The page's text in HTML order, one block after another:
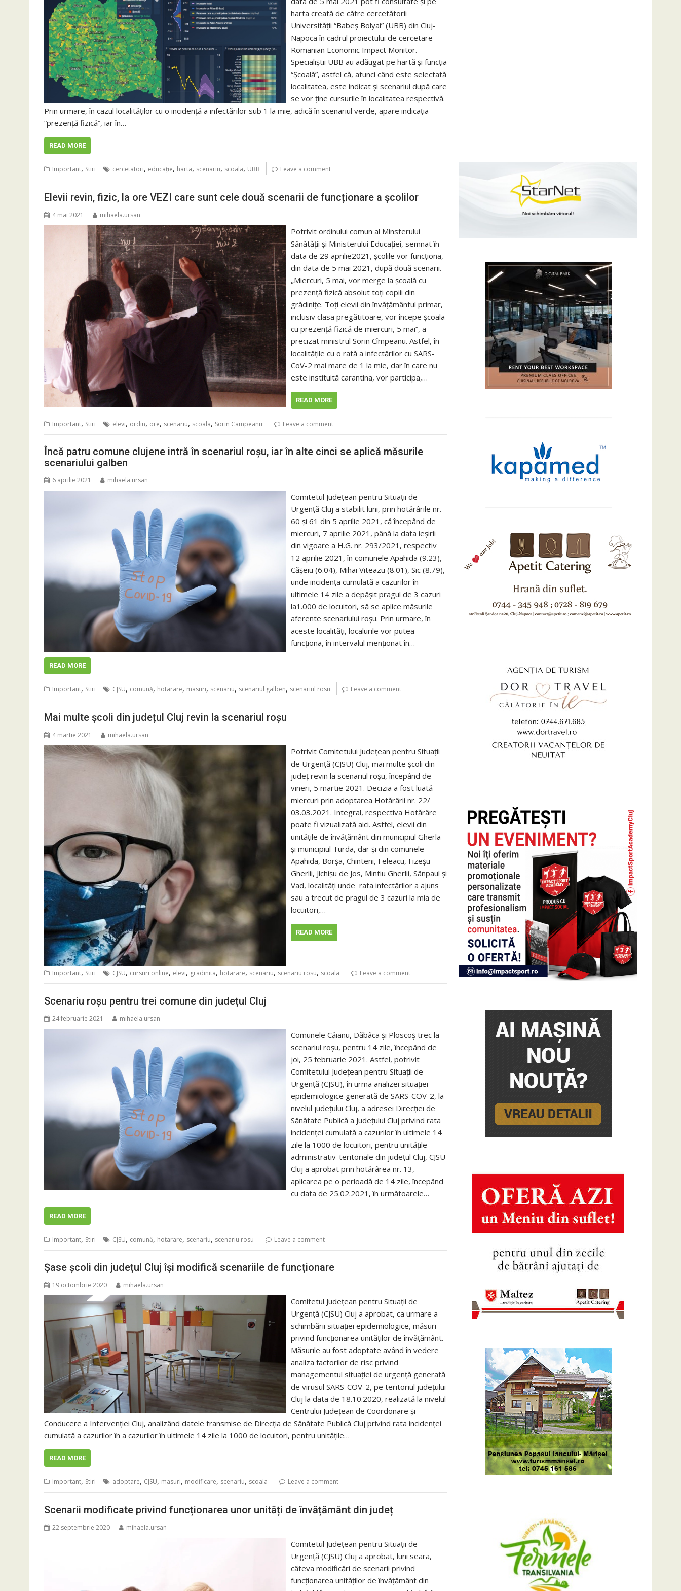
harta creată de către cercetătorii
Universității “Babeș Bolyai” (UBB) din Cluj-
Napoca în cadrul proiectului de cercetare
Romanian Economic Impact Monitor.
Specialiștii UBB au adăugat pe hartă și funcția
“Școală”, astfel că, atunci când este selectată
localitatea, este indicat și scenariul după care
se vor ține cursurile în localitatea respectivă.
Prin urmare, în cazul localităților cu o incidență a infectărilor sub 1 la mie, adică în scenariul verde, apare indicația
“prezență fizică”, iar în…
READ MORE
Important, Stiri cercetatori, educaţie, harta, scenariu, scoala, UBB Leave a comment
Elevii revin, fizic, la ore VEZI care sunt cele două scenarii de funcționare a școlilor
4 mai 2021 mihaela.ursan
Potrivit ordinului comun al Minsterului
Sănătății și Ministerului Educației, semnat în
data de 29 aprilie2021, școlile vor funcționa,
din data de 5 mai 2021, după două scenarii.
„Miercuri, 5 mai, vor merge la şcoală cu
prezenţă fizică absolut toţi copiii din
grădiniţe. Toţi elevii din învăţământul primar,
inclusiv clasa pregătitoare, vor începe şcoala
cu prezenţă fizică de miercuri, 5 mai”, a
precizat ministrul Sorin Cîmpeanu. Astfel, în
localitățile cu o rată a infectărilor cu SARS-
CoV-2 mai mare de 1 la mie, dar în care nu
este instituită carantina, vor participa,…
READ MORE
Important, Stiri elevi, ordin, ore, scenariu, scoala, Sorin Campeanu Leave a comment
Încă patru comune clujene intră în scenariul roșu, iar în alte cinci se aplică măsurile
scenariului galben
6 aprilie 2021 mihaela.ursan
Comitetul Județean pentru Situații de
Urgență Cluj a stabilit luni, prin hotărârile nr.
60 și 61 din 5 aprilie 2021, că începând de
miercuri, 7 aprilie 2021, până la data ieșirii
din vigoare a H.G. nr. 293/2021, respectiv
12 aprilie 2021, în comunele Apahida (9.23),
Cășeiu (6.04), Mihai Viteazu (8.01), Sic (8.79),
unde incidența cumulată a cazurilor în
ultimele 14 zile a depășit pragul de 3 cazuri
la1.000 de locuitori, să se aplice măsurile
aferente scenariului roșu. Prin urmare, în
aceste localități, localurile vor putea
funcționa, în intervalul menționat în…
READ MORE
Important, Stiri CJSU, comună, hotarare, masuri, scenariu, scenariul galben, scenariul rosu Leave a comment
Mai multe școli din județul Cluj revin la scenariul roșu
4 martie 2021 mihaela.ursan
Potrivit Comitetului Județean pentru Situații
de Urgență (CJSU) Cluj, mai multe școli din
județ revin la scenariul roșu, începând de
vineri, 5 martie 2021. Decizia a fost luată
miercuri prin adoptarea Hotărârii nr. 22/
03.03.2021. Integral, respectiva Hotărâre
poate fi vizualizată aici. Astfel, elevii din
unitățile de învățământ din municipiul Gherla
și municipiul Turda, dar și din comunele
Apahida, Borșa, Chinteni, Feleacu, Fizeșu
Gherlii, Jichișu de Jos, Mintiu Gherlii, Sânpaul și
Vad, localități unde rata infectărilor a ajuns
sau a trecut de pragul de 3 cazuri la mia de
locuitori,…
READ MORE
Important, Stiri CJSU, cursuri online, elevi, gradinita, hotarare, scenariu, scenariu rosu, scoala Leave a comment
Scenariu roșu pentru trei comune din județul Cluj
24 februarie 2021 mihaela.ursan
Comunele Căianu, Dăbâca și Ploscoș trec la
scenariul roșu, pentru 14 zile, începând de
joi, 25 februarie 2021. Astfel, potrivit
Comitetului Județean pentru Situații de
Urgență (CJSU), în urma analizei situației
epidemiologice generată de SARS-COV-2, la
nivelul județului Cluj, a adresei Direcției de
Sănătate Publică a Județului Cluj privind rata
incidenței cumulată a cazurilor în ultimele 14
zile la 1000 de locuitori, pentru unitățile
administrativ-teritoriale din județul Cluj, CJSU
Cluj a aprobat prin hotărârea nr. 13,
aplicarea pe o perioadă de 14 zile, începând
cu data de 25.02.2021, în următoarele…
READ MORE
Important, Stiri CJSU, comună, hotarare, scenariu, scenariu rosu Leave a comment
Șase școli din județul Cluj își modifică scenariile de funcționare
19 octombrie 2020 mihaela.ursan
Comitetul Județean pentru Situații de
Urgență (CJSU) Cluj a aprobat️, ca urmare a
schimbării situației epidemiologice, măsuri
privind funcționarea unităților de învățământ.
Măsurile au fost adoptate având în vedere
analiza factorilor de risc privind
managementul situației de urgență generată
de virusul SARS-COV-2, pe teritoriul județului
Cluj la data de 18.10.2020, realizată la nivelul
Centrului Județean de Coordonare și
Conducere a Intervenției Cluj, analizând datele transmise de Direcția de Sănătate Publică Cluj privind rata incidenței
cumulată a cazurilor în a cazurilor în ultimele 14 zile la 1000 de locuitori, pentru unitățile…
READ MORE
Important, Stiri adoptare, CJSU, masuri, modificare, scenariu, scoala Leave a comment
Scenarii modificate privind funcționarea unor unități de învățământ din județ
22 septembrie 2020 mihaela.ursan
Comitetul Județean pentru Situații de
Urgență (CJSU) Cluj a aprobat, luni seara,
câteva modificări de scenarii privind
funcționarea unităților de învățământ din